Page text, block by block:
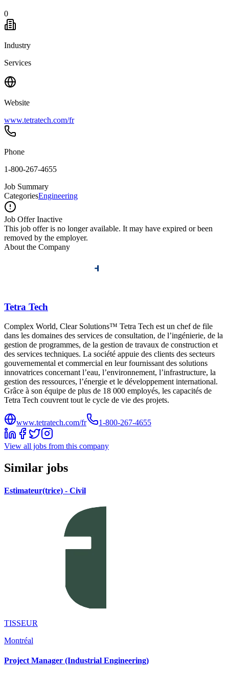
0
Industry
Services
Website
www.tetratech.com/fr
Phone
1-800-267-4655
Job Summary
CategoriesEngineering
Job Offer Inactive
This job offer is no longer available. It may have expired or been
removed by the employer.
About the Company
Tetra Tech
Complex World, Clear Solutions™ Tetra Tech est un chef de file
dans les domaines des services de consultation, de l’ingénierie, de la
gestion de programmes, de la gestion de travaux de construction et
des services techniques. La société appuie des clients des secteurs
gouvernemental et commercial en leur fournissant des solutions
innovatrices concernant l’eau, l’environnement, l’infrastructure, la
gestion des ressources, l’énergie et le développement international.
Grâce à son équipe de plus de 18 000 employés, les capacités de
Tetra Tech couvrent tout le cycle de vie des projets.
www.tetratech.com/fr 1-800-267-4655
View all jobs from this company
Similar jobs
Estimateur(trice) - Civil
TISSEUR
Montréal
Project Manager (Industrial Engineering)